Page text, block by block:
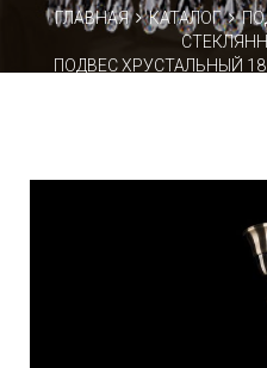
ГЛАВНАЯ КАТАЛОГ
ПОДВЕС ХРУСТАЛЬНЫЙ